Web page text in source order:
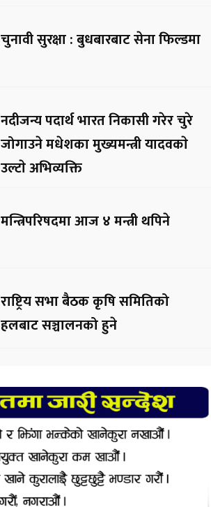
चुनावी सुरक्षा : बुधबारबाट सेना फिल्डमा
नदीजन्य पदार्थ भारत निकासी गरेर चुरे
जोगाउने मधेशका मुख्यमन्त्री यादवकाे
उल्टाे अभिव्यक्ति
मन्त्रिपरिषदमा आज ४ मन्त्री थपिने
राष्ट्रिय सभा बैठक कृषि समितिको
हलबाट सञ्चालनको हुने